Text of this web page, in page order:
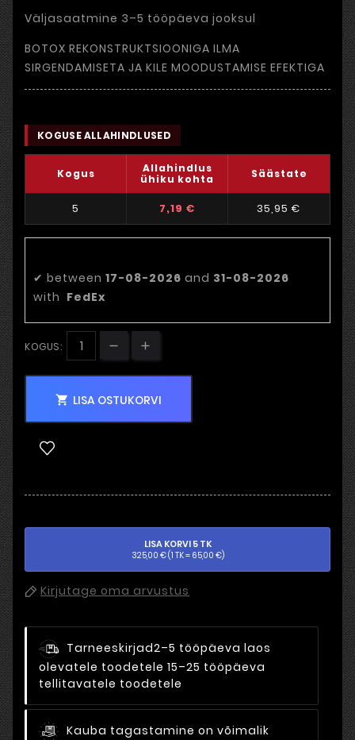
Väljasaatmine 3–5 tööpäeva jooksul
BOTOX REKONSTRUKTSIOONIGA ILMA
SIRGENDAMISETA JA KILE MOODUSTAMISE EFEKTIGA
KOGUSE ALLAHINDLUSED
Kogus
Allahindlus
ühiku kohta
Säästate
5 7,19 € 35,95 €
✔ between 17-08-2026 and 31-08-2026
with FedEx
KOGUS:
 LISA OSTUKORVI
LISA KORVI 5 TK
325,00 € (1 TK = 65,00 €)
Kirjutage oma arvustus
Tarneeskirjad2–5 tööpäeva laos
olevatele toodetele 15–25 tööpäeva
tellitavatele toodetele
Kauba tagastamine on võimalik